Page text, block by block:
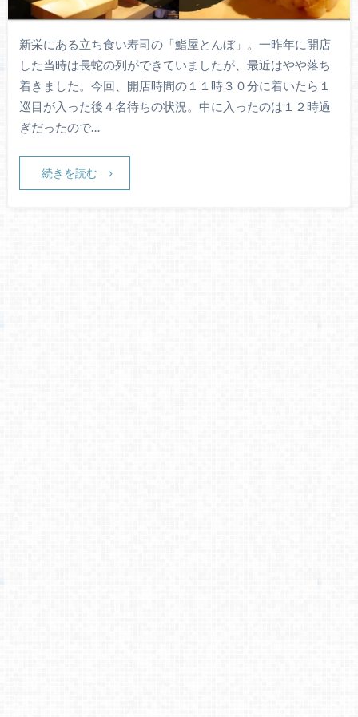
新栄にある立ち食い寿司の「鮨屋とんぼ」。一昨年に開店
した当時は長蛇の列ができていましたが、最近はやや落ち
着きました。今回、開店時間の１１時３０分に着いたら１
巡目が入った後４名待ちの状況。中に入ったのは１２時過
ぎだったので…
続きを読む